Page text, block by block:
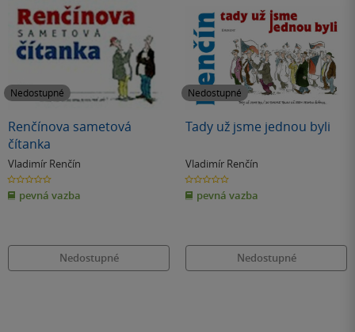
Nedostupné
Renčínova sametová
čítanka
Vladimír Renčín
0.0
z
5
hvězdiček
pevná vazba
Nedostupné
Nedostupné
Tady už jsme jednou byli
Vladimír Renčín
0.0
z
5
hvězdiček
pevná vazba
Nedostupné